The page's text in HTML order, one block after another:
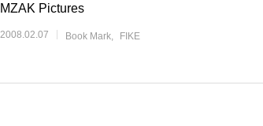
MZAK Pictures
2008.02.07 Book Mark FIKE